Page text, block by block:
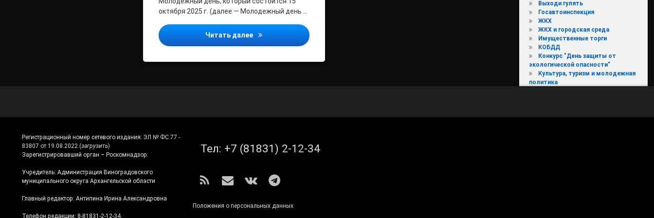
октября 2025 г. (далее — Молодежный день …
Читать далее О проведении Молодежного дня Всероссийской недели охраны труда — 2025
Выходи гулять
Госавтоинспекция
ЖКХ
ЖКХ и городская среда
Имущественные торги
КОБДД
Конкурс "День защиты от
экологической опасности"
Культура, туризм и молодежная
политика
НОВОЕ В ЗАКОНОДАТЕЛЬСТВЕ
Регистрационный номер сетевого издания: ЭЛ № ФС 77 -
83807 от 19.08.2022.(загрузить)
Зарегистрировавший орган – Роскомнадзор.
Учредитель: Администрация Виноградовского
муниципального округа Архангельской области
Главный редактор: Антипина Ирина Александровна
Телефон редакции: 8-81831-2-12-34,
Тел: +7 (81831) 2-12-34
RSS E-mailВКонтакте
Telegram
Положения о персональных данных